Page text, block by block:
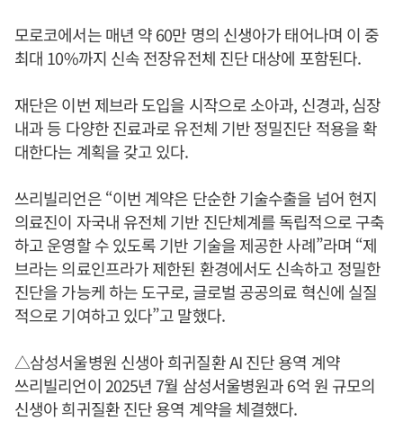
모로코에서는 매년 약 60만 명의 신생아가 태어나며 이 중
최대 10%까지 신속 전장유전체 진단 대상에 포함된다.
재단은 이번 제브라 도입을 시작으로 소아과, 신경과, 심장
내과 등 다양한 진료과로 유전체 기반 정밀진단 적용을 확
대한다는 계획을 갖고 있다.
쓰리빌리언은 “이번 계약은 단순한 기술수출을 넘어 현지
의료진이 자국내 유전체 기반 진단체계를 독립적으로 구축
하고 운영할 수 있도록 기반 기술을 제공한 사례”라며 “제
브라는 의료인프라가 제한된 환경에서도 신속하고 정밀한
진단을 가능케 하는 도구로, 글로벌 공공의료 혁신에 실질
적으로 기여하고 있다”고 말했다.
△삼성서울병원 신생아 희귀질환 AI 진단 용역 계약
쓰리빌리언이 2025년 7월 삼성서울병원과 6억 원 규모의
신생아 희귀질환 진단 용역 계약을 체결했다.